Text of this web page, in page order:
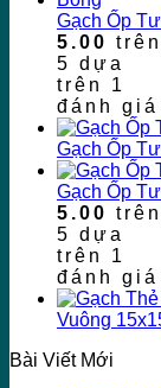
Gạch Ốp
5.00 trên
5 dựa
trên 1
đánh giá
Gạch Ốp
Gạch Ốp
5.00 trên
5 dựa
trên 1
đánh giá
Vuông
Bài Viết Mới